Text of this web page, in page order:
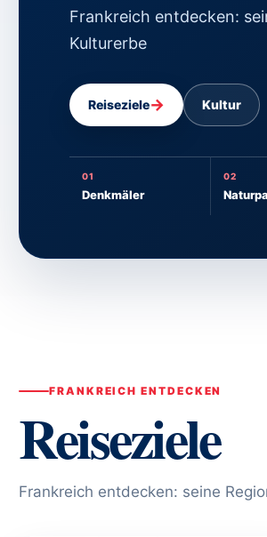
Frankreich entdecken:
Kulturerbe
Reiseziele→ Kultur
01
Denkmäler
02
FRANKREICH ENTDECKEN
Reiseziele
Frankreich entdecken: seine